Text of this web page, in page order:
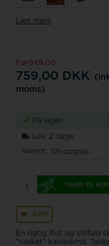
Læs mere
Før949,00
759,00 DKK
moms)
På lager
Lev. 2 dage
Varenr.:
121-cognac
GEM
En rigtig flot og stilfuld
"vasket" kalveskind.